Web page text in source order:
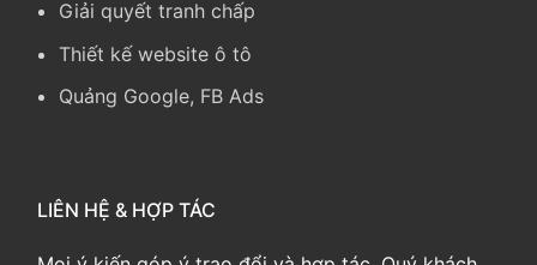
Giải quyết tranh chấp
Thiết kế website ô tô
Quảng Google, FB Ads
LIÊN HỆ & HỢP TÁC